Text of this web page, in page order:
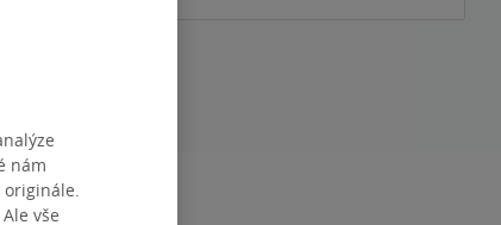
344
nám
vše